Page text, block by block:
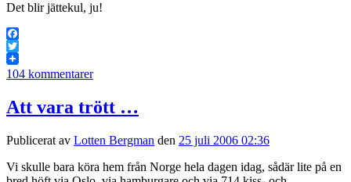
Det blir jättekul, ju!
Facebook
Twitter
104 kommentarer
Att vara trött …
Publicerat av Lotten Bergman den 25 juli 2006 02:36
Vi skulle bara köra hem från Norge hela dagen idag, sådär lite på en